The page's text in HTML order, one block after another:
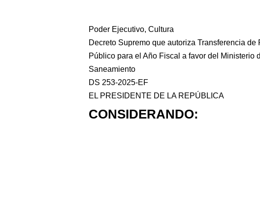
Poder Ejecutivo, Cultura
Decreto Supremo que autoriza Transferencia
Público para el Año Fiscal a favor del Ministerio
Saneamiento
DS 253-2025-EF
EL PRESIDENTE DE LA REPÚBLICA
CONSIDERANDO: